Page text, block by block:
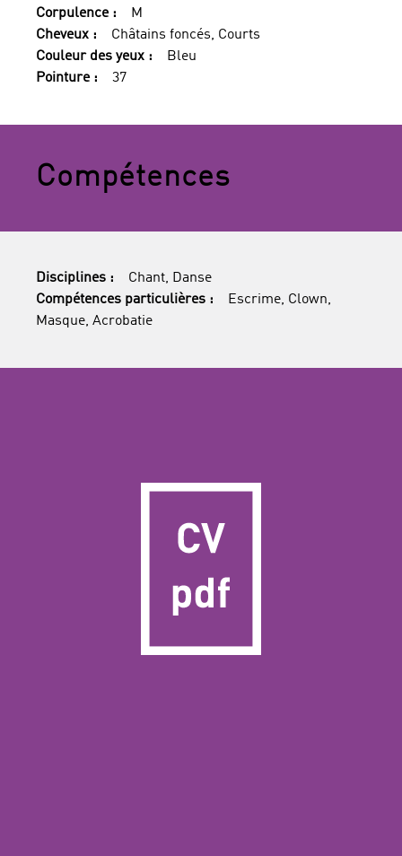
Corpulence :
M
Cheveux :
Châtains foncés, Courts
Couleur des yeux :
Bleu
Pointure :
37
Compétences
Disciplines :
Chant, Danse
Compétences particulières :
Escrime, Clown,
Masque, Acrobatie